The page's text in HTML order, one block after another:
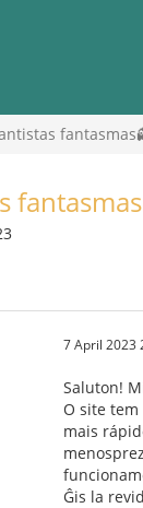
7 April 2023
Saluton!
O site
mais
Ĝis la